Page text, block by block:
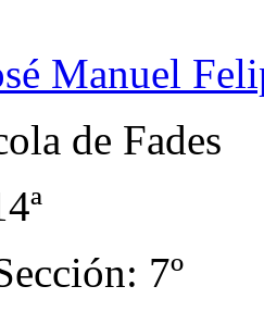
Manuel
de Fades
7º